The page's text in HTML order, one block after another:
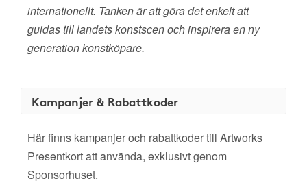
internationellt. Tanken är att göra det enkelt att
guidas till landets konstscen och inspirera en ny
generation konstköpare.
Kampanjer & Rabattkoder
Här finns kampanjer och rabattkoder till Artworks
Presentkort att använda, exklusivt genom
Sponsorhuset.